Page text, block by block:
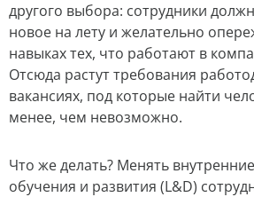
другого выбора: сотрудники
новое на лету и желательно
навыках тех, что работают в
Отсюда растут требования
вакансиях, под которые найти
менее, чем невозможно.
Что же делать? Менять
обучения и развития (L&D)